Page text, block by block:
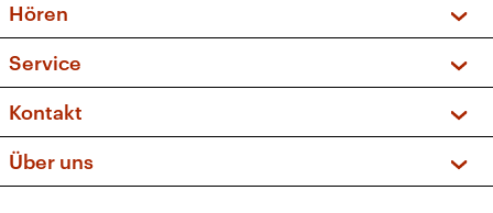
Sendungen und Podcasts
Musikliste
Kakadu – Das Kinderprogramm
Hören
Frequenzen (UKW + DAB+)
Service
FAQ
Apps
Newsletter
Kontakt
Social Media
Über uns